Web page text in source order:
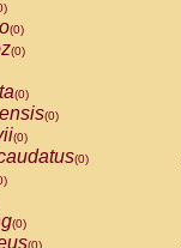
cana
(0)
(0)
(0)
(0)
(0)
(0)
(0)
(0)